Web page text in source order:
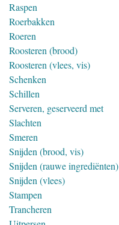
Raspen
Roerbakken
Roeren
Roosteren (brood)
Roosteren (vlees, vis)
Schenken
Schillen
Serveren, geserveerd met
Slachten
Smeren
Snijden (brood, vis)
Snijden (rauwe ingrediënten)
Snijden (vlees)
Stampen
Trancheren